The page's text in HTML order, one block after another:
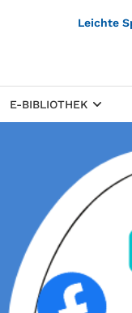
Leichte
E-BIBLIOTHEK